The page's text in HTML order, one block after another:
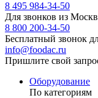
8 495 984-34-50
Для звонков из
8 800 200-34-50
Бесплатный звонок
info@foodac.ru
Пришлите свой
Оборудование
По категориям